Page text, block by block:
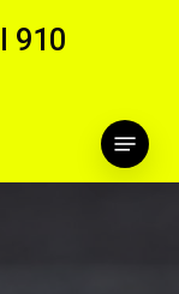
910
Menu